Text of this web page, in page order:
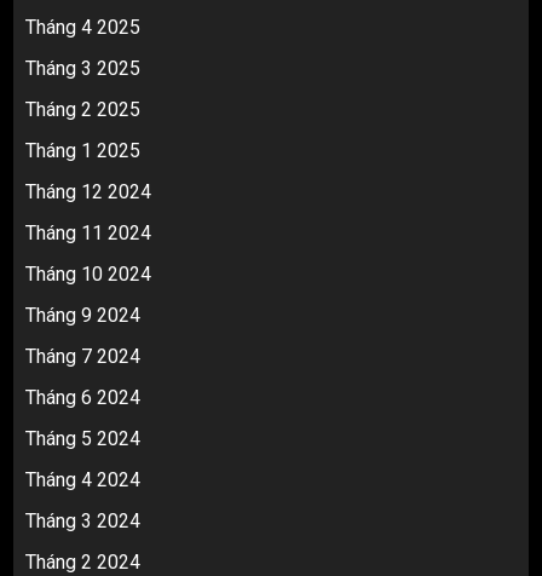
Tháng 4 2025
Tháng 3 2025
Tháng 2 2025
Tháng 1 2025
Tháng 12 2024
Tháng 11 2024
Tháng 10 2024
Tháng 9 2024
Tháng 7 2024
Tháng 6 2024
Tháng 5 2024
Tháng 4 2024
Tháng 3 2024
Tháng 2 2024